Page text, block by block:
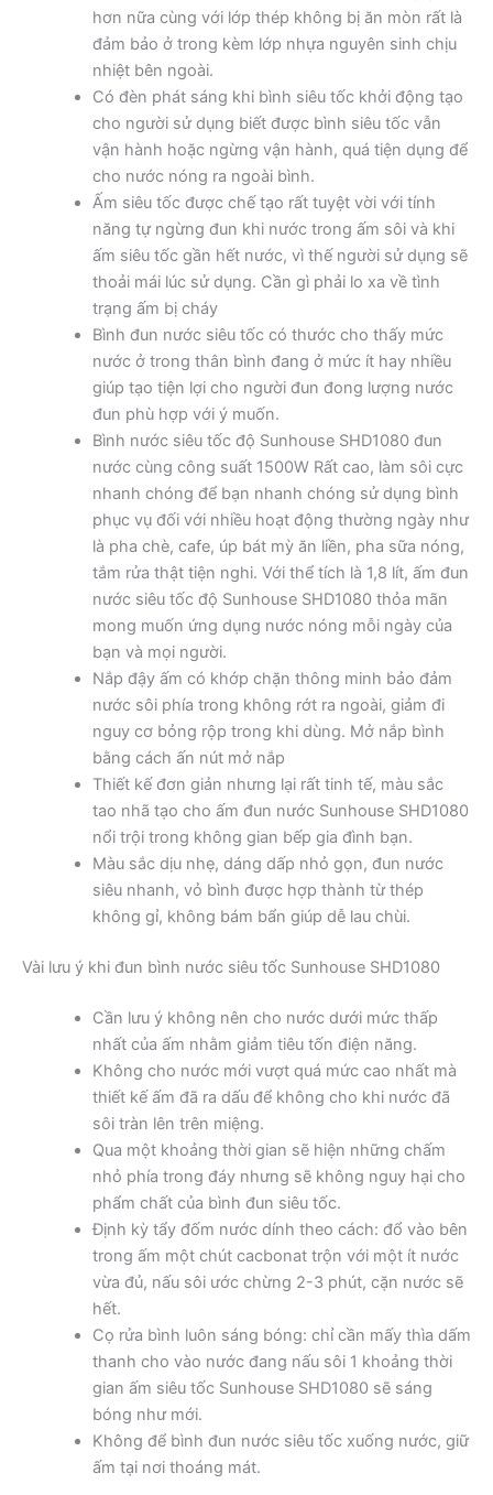
hơn nữa cùng với lớp thép không bị ăn mòn rất là
đảm bảo ở trong kèm lớp nhựa nguyên sinh chịu
nhiệt bên ngoài.
Có đèn phát sáng khi bình siêu tốc khởi động tạo
cho người sử dụng biết được bình siêu tốc vẫn
vận hành hoặc ngừng vận hành, quá tiện dụng để
cho nước nóng ra ngoài bình.
Ấm siêu tốc được chế tạo rất tuyệt vời với tính
năng tự ngừng đun khi nước trong ấm sôi và khi
ấm siêu tốc gần hết nước, vì thế người sử dụng sẽ
thoải mái lúc sử dụng. Cần gì phải lo xa về tình
trạng ấm bị cháy
Bình đun nước siêu tốc có thước cho thấy mức
nước ở trong thân bình đang ở mức ít hay nhiều
giúp tạo tiện lợi cho người đun đong lượng nước
đun phù hợp với ý muốn.
Bình nước siêu tốc độ Sunhouse SHD1080 đun
nước cùng công suất 1500W Rất cao, làm sôi cực
nhanh chóng để bạn nhanh chóng sử dụng bình
phục vụ đối với nhiều hoạt động thường ngày như
là pha chè, cafe, úp bát mỳ ăn liền, pha sữa nóng,
tắm rửa thật tiện nghi. Với thể tích là 1,8 lít, ấm đun
nước siêu tốc độ Sunhouse SHD1080 thỏa mãn
mong muốn ứng dụng nước nóng mỗi ngày của
bạn và mọi người.
Nắp đậy ấm có khớp chặn thông minh bảo đảm
nước sôi phía trong không rớt ra ngoài, giảm đi
nguy cơ bỏng rộp trong khi dùng. Mở nắp bình
bằng cách ấn nút mở nắp
Thiết kế đơn giản nhưng lại rất tinh tế, màu sắc
tao nhã tạo cho ấm đun nước Sunhouse SHD1080
nổi trội trong không gian bếp gia đình bạn.
Màu sắc dịu nhẹ, dáng dấp nhỏ gọn, đun nước
siêu nhanh, vỏ bình được hợp thành từ thép
không gỉ, không bám bẩn giúp dễ lau chùi.
Vài lưu ý khi đun bình nước siêu tốc Sunhouse SHD1080
Cần lưu ý không nên cho nước dưới mức thấp
nhất của ấm nhằm giảm tiêu tốn điện năng.
Không cho nước mới vượt quá mức cao nhất mà
thiết kế ấm đã ra dấu để không cho khi nước đã
sôi tràn lên trên miệng.
Qua một khoảng thời gian sẽ hiện những chấm
nhỏ phía trong đáy nhưng sẽ không nguy hại cho
phẩm chất của bình đun siêu tốc.
Định kỳ tẩy đốm nước dính theo cách: đổ vào bên
trong ấm một chút cacbonat trộn với một ít nước
vừa đủ, nấu sôi ước chừng 2-3 phút, cặn nước sẽ
hết.
Cọ rửa bình luôn sáng bóng: chỉ cần mấy thìa dấm
thanh cho vào nước đang nấu sôi 1 khoảng thời
gian ấm siêu tốc Sunhouse SHD1080 sẽ sáng
bóng như mới.
Không để bình đun nước siêu tốc xuống nước, giữ
ấm tại nơi thoáng mát.